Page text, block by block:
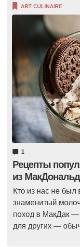
ART CULINAIRE
1
Рецепты
из
Кто из нас не
знаменитый
поход в МакДак —
для других —